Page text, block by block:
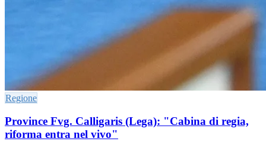
Regione
Province Fvg. Calligaris (Lega): "Cabina di regia,
riforma entra nel vivo"